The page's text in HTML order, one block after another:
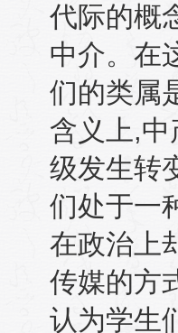
代际的概
中介。在
们的类属
含义上,中
级发生转
们处于一
在政治上
传媒的方
认为学生